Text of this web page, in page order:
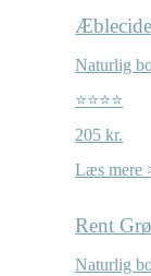
Naturlig
⭐⭐⭐⭐
205 kr.
Læs mere
Rent
Naturlig